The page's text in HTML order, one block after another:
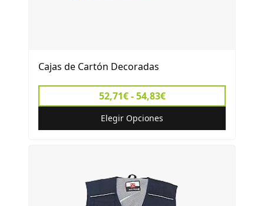
Cajas de Cartón Decoradas
52,71€ - 54,83€
Elegir Opciones